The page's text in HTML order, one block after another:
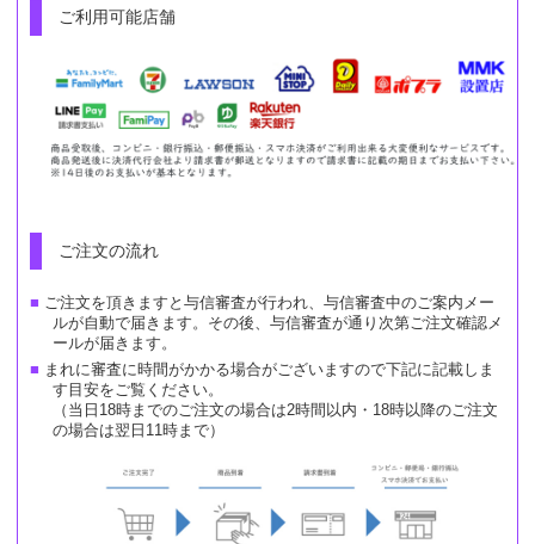
ご利用可能店舗
ご注文の流れ
ご注文を頂きますと与信審査が行われ、与信審査中のご案内メー
ルが自動で届きます。その後、与信審査が通り次第ご注文確認メ
ールが届きます。
まれに審査に時間がかかる場合がございますので下記に記載しま
す目安をご覧ください。
（当日18時までのご注文の場合は2時間以内・18時以降のご注文
の場合は翌日11時まで）